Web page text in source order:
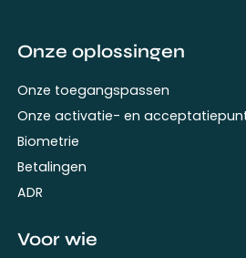
Onze oplossingen
Onze toegangspassen
Onze activatie- en
Biometrie
Betalingen
ADR
Voor wie